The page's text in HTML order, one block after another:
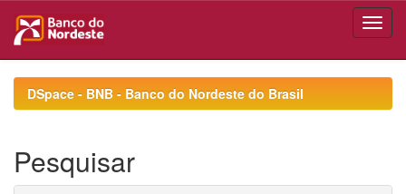
navigationDSpace - BNB - Banco do Nordeste do Brasil
Pesquisar